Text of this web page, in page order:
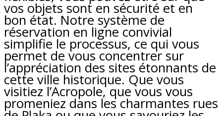
vos objets sont en sécurité et en
bon état. Notre système de
réservation en ligne convivial
simplifie le processus, ce qui vous
permet de vous concentrer sur
l’appréciation des sites étonnants de
cette ville historique. Que vous
visitiez l’Acropole, que vous vous
promeniez dans les charmantes rues